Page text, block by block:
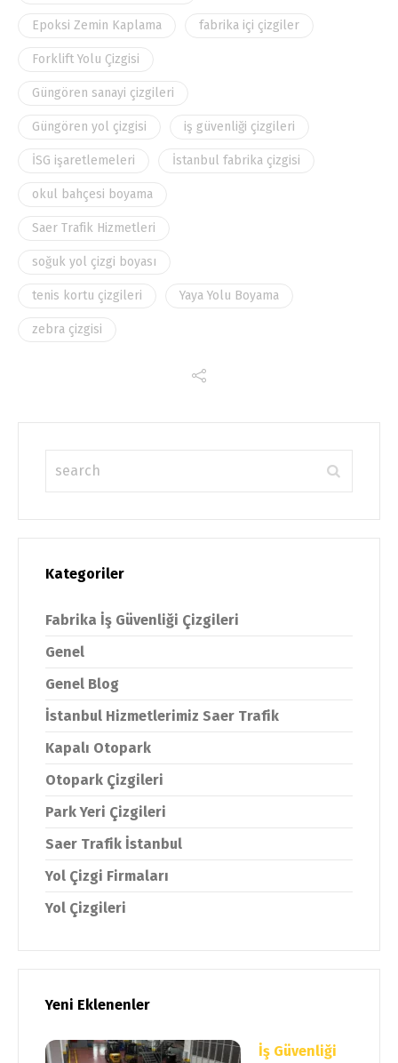
Epoksi Zemin Kaplama fabrika içi çizgiler
Forklift Yolu Çizgisi
Güngören sanayi çizgileri
Güngören yol çizgisi iş güvenliği çizgileri
İSG işaretlemeleri İstanbul fabrika çizgisi
okul bahçesi boyama
Saer Trafik Hizmetleri
soğuk yol çizgi boyası
tenis kortu çizgileri Yaya Yolu Boyama
zebra çizgisi
Kategoriler
Fabrika İş Güvenliği Çizgileri
Genel
Genel Blog
İstanbul Hizmetlerimiz Saer Trafik
Kapalı Otopark
Otopark Çizgileri
Park Yeri Çizgileri
Saer Trafik İstanbul
Yol Çizgi Firmaları
Yol Çizgileri
Yeni Eklenenler
İş Güvenliği